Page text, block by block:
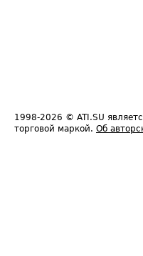
1998-2026 © ATI.SU
торговой маркой. Об